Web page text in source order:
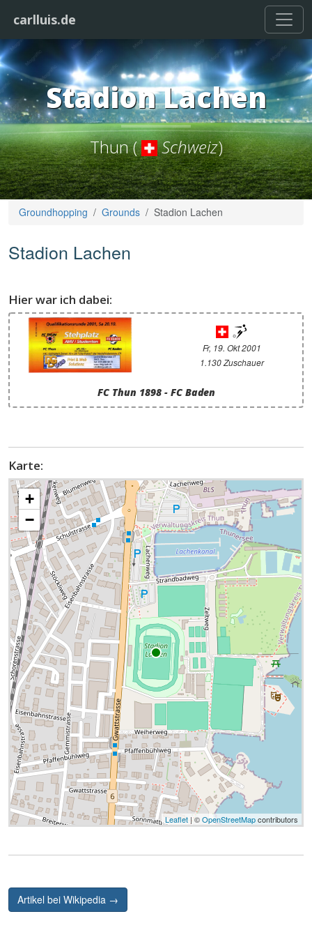
carlluis.de
Stadion Lachen
Thun ( Schweiz)
Groundhopping Grounds Stadion Lachen
Stadion Lachen
Hier war ich dabei:
Fr, 19. Okt 2001
1.130 Zuschauer
FC Thun 1898 - FC Baden
Karte:
+
−
Leaflet | ©OpenStreetMapcontributors
Artikel bei Wikipedia →